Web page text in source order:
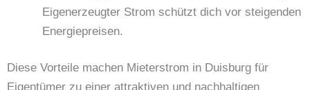
Eigenerzeugter Strom schützt dich vor steigenden
Energiepreisen.
Diese Vorteile machen Mieterstrom in Duisburg für
Eigentümer zu einer attraktiven und nachhaltigen